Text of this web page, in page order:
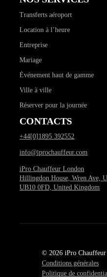
Transferts aéroport
Location à l’heure
Entreprise
Mariage
Événement haut de gamme
Ville à ville
Réserver pour la journée
CONTACTS
+44[0]1895 392552
info@iprochauffeur.com
iPro Chauffeur London
Hillingdon House, Wren Ave,
UB10 0FD, United Kingdom
© 2026 iPro
Conditions générales
Politique de